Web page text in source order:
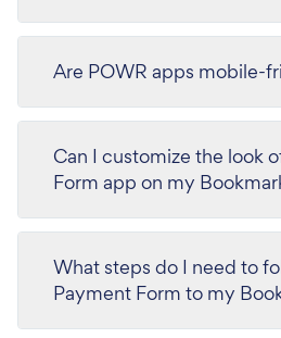
Are POWR apps mobile-
Can I customize the look
Form app on my
What steps do I need to
Payment Form to my